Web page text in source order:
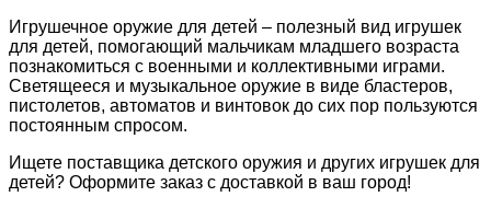
Игрушечное оружие для детей – полезный вид игрушек
для детей, помогающий мальчикам младшего возраста
познакомиться с военными и коллективными играми.
Светящееся и музыкальное оружие в виде бластеров,
пистолетов, автоматов и винтовок до сих пор пользуются
постоянным спросом.
Ищете поставщика детского оружия и других игрушек для
детей? Оформите заказ с доставкой в ваш город!